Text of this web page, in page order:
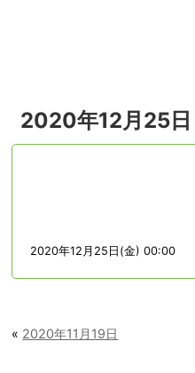
2020年12月25日
2020年12月25日(金) 00:00
« 2020年11月19日